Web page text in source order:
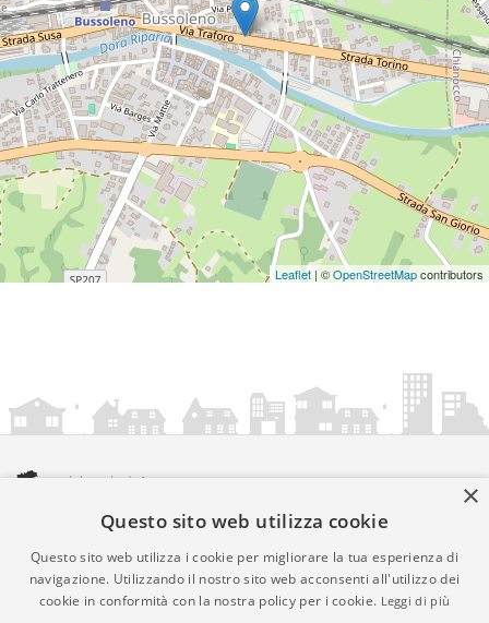
Leaflet | ©OpenStreetMapcontributors
amministrazionicomunali.it è una iniziativa diartemedia.it
© Copyright MMXXIV - P.IVA 05400000724
Informazioni sul servizio |Informativa Privacy| Informativa
Cookies • Time 0.0126
×
Questo sito web utilizza cookie
Questo sito web utilizza i cookie per migliorare la tua esperienza di
navigazione. Utilizzando il nostro sito web acconsenti all'utilizzo dei
cookie in conformità con la nostra policy per i cookie. Leggi di più